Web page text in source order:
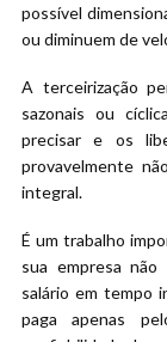
possível
ou diminuem de
A terceirização
sazonais ou
precisar e os
provavelmente
integral.
É um trabalho
sua empresa
salário em tempo
paga apenas